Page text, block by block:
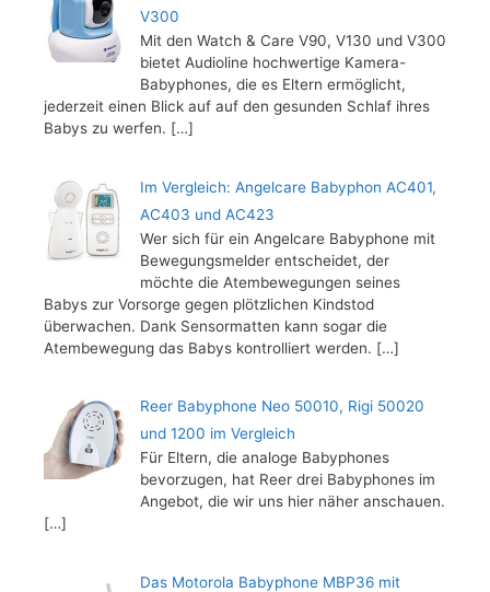
V300
Mit den Watch & Care V90, V130 und V300
bietet Audioline hochwertige Kamera-
Babyphones, die es Eltern ermöglicht,
jederzeit einen Blick auf auf den gesunden Schlaf ihres
Babys zu werfen. […]
Im Vergleich: Angelcare Babyphon AC401,
AC403 und AC423
Wer sich für ein Angelcare Babyphone mit
Bewegungsmelder entscheidet, der
möchte die Atembewegungen seines
Babys zur Vorsorge gegen plötzlichen Kindstod
überwachen. Dank Sensormatten kann sogar die
Atembewegung das Babys kontrolliert werden. […]
Reer Babyphone Neo 50010, Rigi 50020
und 1200 im Vergleich
Für Eltern, die analoge Babyphones
bevorzugen, hat Reer drei Babyphones im
Angebot, die wir uns hier näher anschauen.
[…]
Das Motorola Babyphone MBP36 mit